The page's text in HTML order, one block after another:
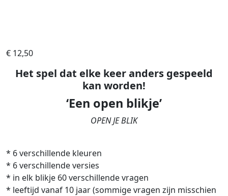
€ 12,50
Het spel dat elke keer anders gespeeld
kan worden!
‘Een open blikje’
OPEN JE BLIK
* 6 verschillende kleuren
* 6 verschillende versies
* in elk blikje 60 verschillende vragen
* leeftijd vanaf 10 jaar (sommige vragen zijn misschien